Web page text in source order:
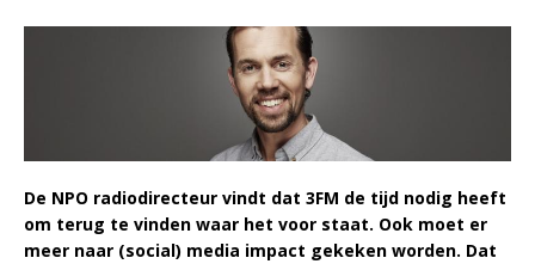
De NPO radiodirecteur vindt dat 3FM de tijd nodig heeft
om terug te vinden waar het voor staat. Ook moet er
meer naar (social) media impact gekeken worden. Dat